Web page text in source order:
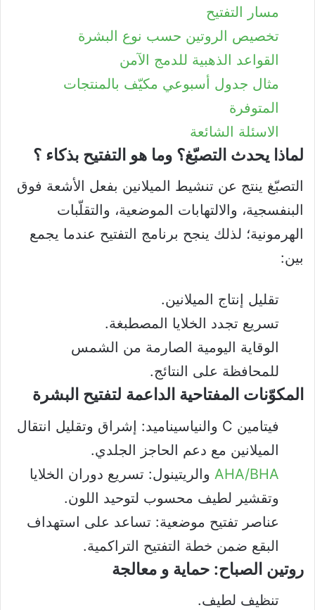
مسار التفتيح
تخصيص الروتين حسب نوع البشرة
القواعد الذهبية للدمج الآمن
مثال جدول أسبوعي مكيّف بالمنتجات
المتوفرة
الاسئلة الشائعة
لماذا يحدث التصبّغ؟ وما هو التفتيح بذكاء ؟
التصبّغ ينتج عن تنشيط الميلانين بفعل الأشعة فوق
البنفسجية، والالتهابات الموضعية، والتقلّبات
الهرمونية؛ لذلك ينجح برنامج التفتيح عندما يجمع
بين:
تقليل إنتاج الميلانين.
تسريع تجدد الخلايا المصطبغة.
الوقاية اليومية الصارمة من الشمس
للمحافظة على النتائج.
المكوّنات المفتاحية الداعمة لتفتيح البشرة
فيتامين C والنياسيناميد: إشراق وتقليل انتقال
الميلانين مع دعم الحاجز الجلدي.
AHA/BHA والريتينول: تسريع دوران الخلايا
وتقشير لطيف محسوب لتوحيد اللون.
عناصر تفتيح موضعية: تساعد على استهداف
البقع ضمن خطة التفتيح التراكمية.
روتين الصباح: حماية و معالجة
تنظيف لطيف.